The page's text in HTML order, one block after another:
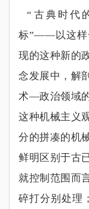
“ 古典时代
标”—— 以这
现的这种新的
念发展中，解
术—政治领域
这种机械主义
分的拼凑的机
鲜明区别于古
就控制范围而
碎打分别处理